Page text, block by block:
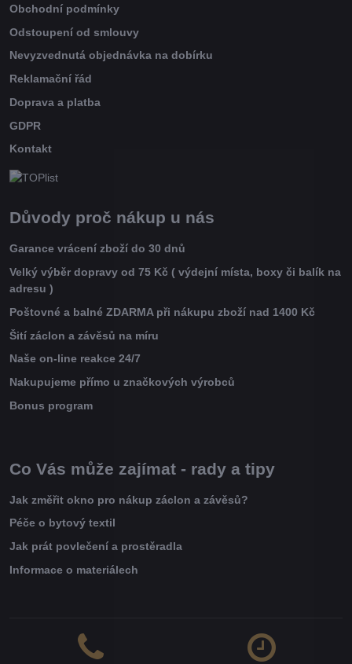
Obchodní podmínky
Odstoupení od smlouvy
Nevyzvednutá objednávka na dobírku
Reklamační řád
Doprava a platba
GDPR
Kontakt
Důvody proč nákup u nás
Garance vrácení zboží do 30 dnů
Velký výběr dopravy od 75 Kč ( výdejní místa, boxy či balík na
adresu )
Poštovné a balné ZDARMA při nákupu zboží nad 1400 Kč
Šití záclon a závěsů na míru
Naše on-line reakce 24/7
Nakupujeme přímo u značkových výrobců
Bonus program
Co Vás může zajímat - rady a tipy
Jak změřit okno pro nákup záclon a závěsů?
Péče o bytový textil
Jak prát povlečení a prostěradla
Informace o materiálech